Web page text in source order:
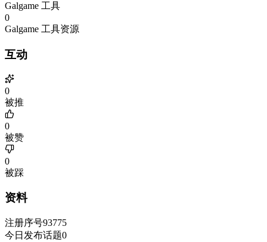
Galgame 工具
0
Galgame 工具资源
互动
0
被推
0
被赞
0
被踩
资料
注册序号93775
今日发布话题0